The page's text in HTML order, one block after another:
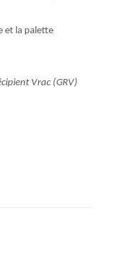
et la palette
Vrac (GRV)